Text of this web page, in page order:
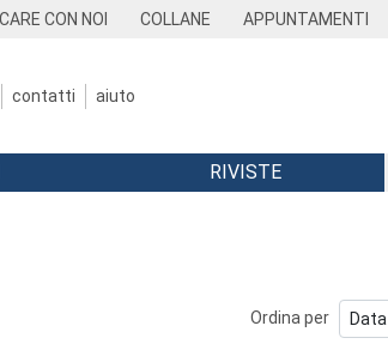
CON NOI COLLANE APPUNTAMENTI
contatti aiuto
RIVISTE
Ordina per